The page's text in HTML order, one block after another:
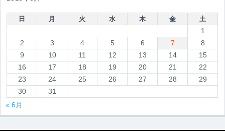
日 月 火 水 木 金 土
1
2
3 4 5 6 7
8
9
10 11 12 13 14
15
16
17 18 19 20 21
22
23
24 25 26 27 28
29
30
31
« 6月